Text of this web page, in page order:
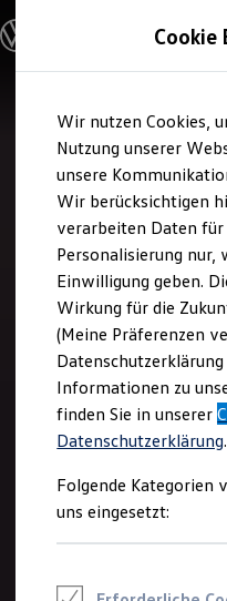
Hauptinhalt
springen
Footer
springen
Modelle & Konfigurator
Modelle
Oldtimer
Bulli Historie
Branchenlösungen &
Umbaulösungen
Auf- und
Groß- und
Großkunden
Kommunen
Journalisten
Bau &
Service &
Kurier,
Feuerwehr
ONE Business ID
Fahrzeugsuche &
Cookie
Wir nutzen Cookies,
Nutzung unserer
unsere
Wir berücksichtigen
verarbeiten Daten
Personalisierung nur,
Einwilligung geben.
Wirkung für die
(Meine Präferenzen
Informationen zu
finden Sie in unserer
Datenschutzerklärung.
Folgende Kategorien
uns eingesetzt: